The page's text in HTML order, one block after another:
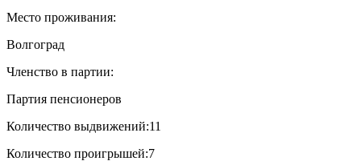
Место проживания:
Волгоград
Членство в партии:
Партия пенсионеров
Количество выдвижений:11
Количество проигрышей:7